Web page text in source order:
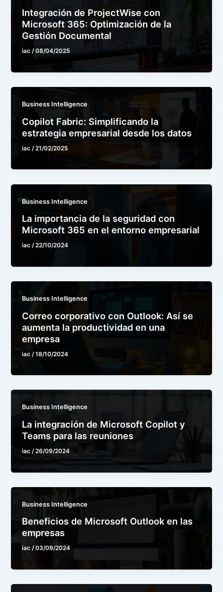
Integración de ProjectWise con
Microsoft 365: Optimización de la
Gestión Documental
iac/08/04/2025
Business Intelligence
Copilot Fabric: Simplificando la
estrategia empresarial desde los datos
iac /21/02/2025
Business Intelligence
La importancia de la seguridad con
Microsoft 365 en el entorno empresarial
iac/22/10/2024
Business Intelligence
Correo corporativo con Outlook: Así se
aumenta la productividad en una
empresa
iac /18/10/2024
Business Intelligence
La integración de Microsoft Copilot y
Teams para las reuniones
iac/26/09/2024
Business Intelligence
Beneficios de Microsoft Outlook en las
empresas
iac/03/09/2024